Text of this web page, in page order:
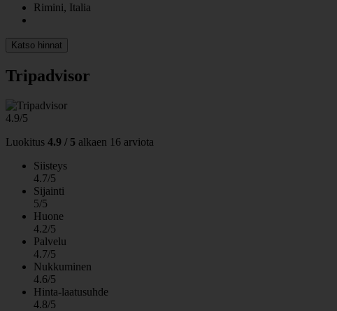
Rimini, Italia
Katso hinnat
Tripadvisor
4.9/5
Luokitus 4.9 / 5 alkaen 16 arviota
Siisteys
4.7/5
Sijainti
5/5
Huone
4.2/5
Palvelu
4.7/5
Nukkuminen
4.6/5
Hinta-laatusuhde
4.8/5